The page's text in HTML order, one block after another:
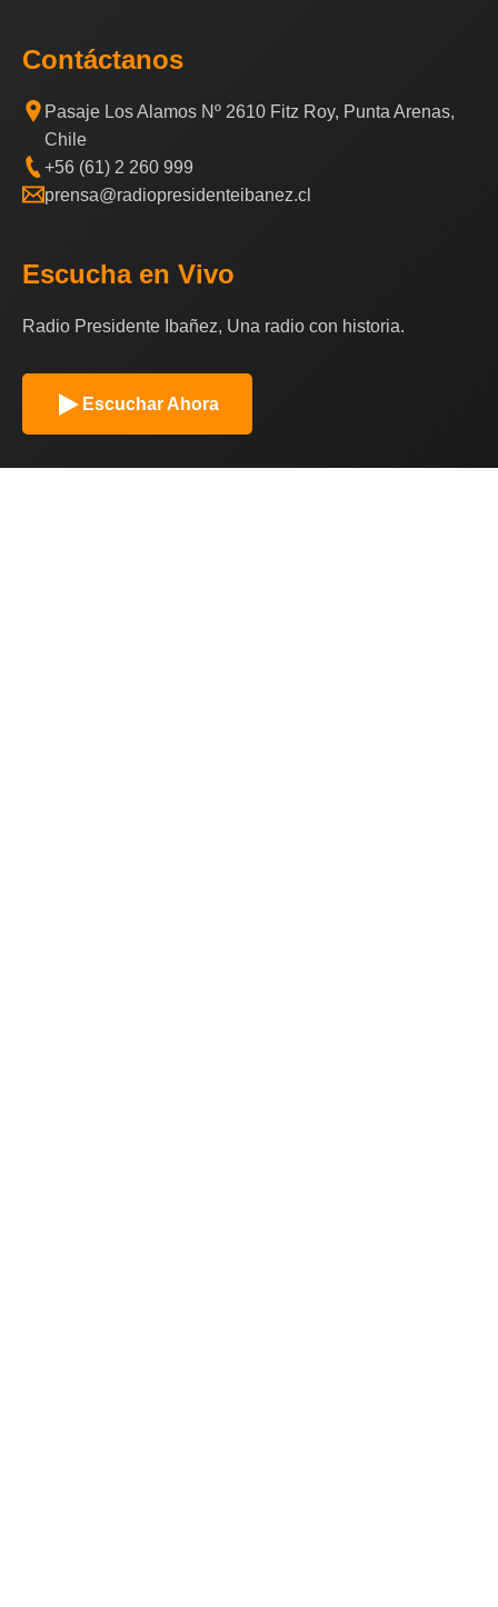
Contáctanos
Pasaje Los Alamos Nº 2610 Fitz Roy, Punta Arenas,
Chile
+56 (61) 2 260 999
prensa@radiopresidenteibanez.cl
Escucha en Vivo
Radio Presidente Ibañez, Una radio con historia.
Escuchar Ahora